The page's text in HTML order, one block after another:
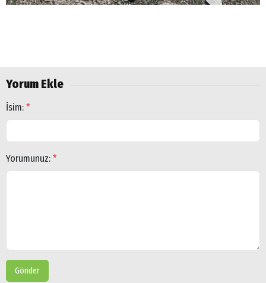
Yorum Ekle
İsim: *
Yorumunuz: *
Gönder